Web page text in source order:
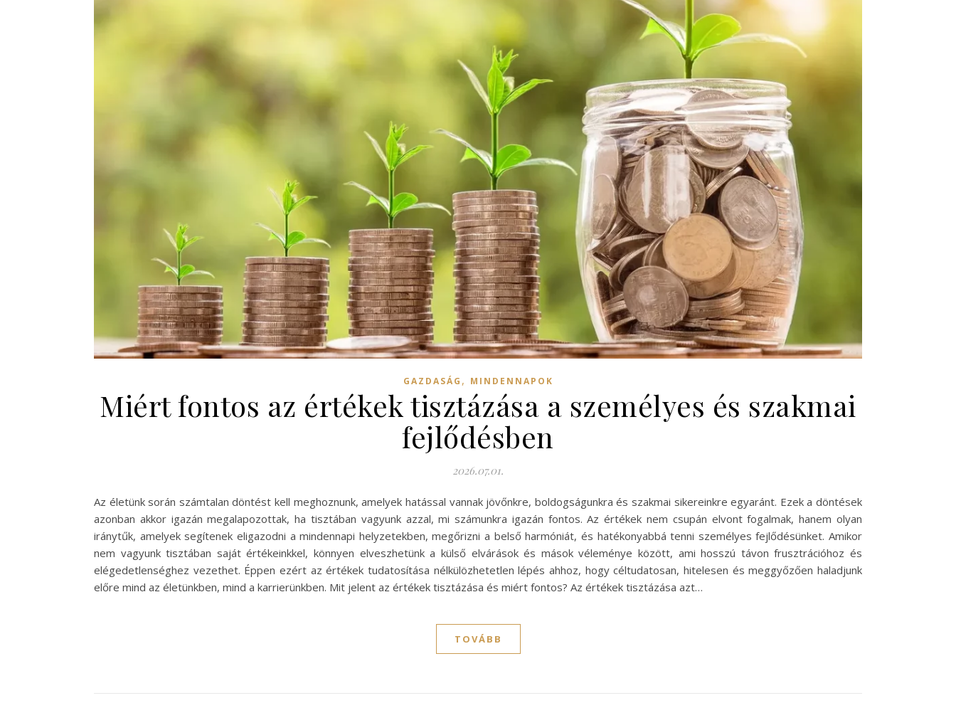
GAZDASÁG , MINDENNAPOK
Miért fontos az értékek tisztázása a személyes és szakmai
fejlődésben
2026.07.01.
Az életünk során számtalan döntést kell meghoznunk, amelyek hatással vannak jövőnkre, boldogságunkra és szakmai sikereinkre egyaránt. Ezek a döntések
azonban akkor igazán megalapozottak, ha tisztában vagyunk azzal, mi számunkra igazán fontos. Az értékek nem csupán elvont fogalmak, hanem olyan
iránytűk, amelyek segítenek eligazodni a mindennapi helyzetekben, megőrizni a belső harmóniát, és hatékonyabbá tenni személyes fejlődésünket. Amikor
nem vagyunk tisztában saját értékeinkkel, könnyen elveszhetünk a külső elvárások és mások véleménye között, ami hosszú távon frusztrációhoz és
elégedetlenséghez vezethet. Éppen ezért az értékek tudatosítása nélkülözhetetlen lépés ahhoz, hogy céltudatosan, hitelesen és meggyőzően haladjunk
előre mind az életünkben, mind a karrierünkben. Mit jelent az értékek tisztázása és miért fontos? Az értékek tisztázása azt…
TOVÁBB